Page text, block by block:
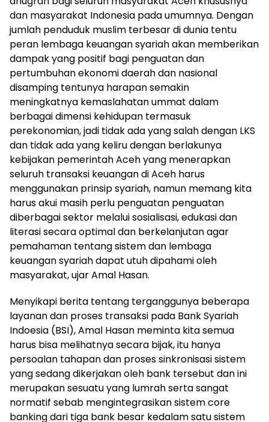
dan masyarakat Indonesia pada umumnya. Dengan
jumlah penduduk muslim terbesar di dunia tentu
peran lembaga keuangan syariah akan memberikan
dampak yang positif bagi penguatan dan
pertumbuhan ekonomi daerah dan nasional
disamping tentunya harapan semakin
meningkatnya kemaslahatan ummat dalam
berbagai dimensi kehidupan termasuk
perekonomian, jadi tidak ada yang salah dengan LKS
dan tidak ada yang keliru dengan berlakunya
kebijakan pemerintah Aceh yang menerapkan
seluruh transaksi keuangan di Aceh harus
menggunakan prinsip syariah, namun memang kita
harus akui masih perlu penguatan penguatan
diberbagai sektor melalui sosialisasi, edukasi dan
literasi secara optimal dan berkelanjutan agar
pemahaman tentang sistem dan lembaga
keuangan syariah dapat utuh dipahami oleh
masyarakat, ujar Amal Hasan.
Menyikapi berita tentang terganggunya beberapa
layanan dan proses transaksi pada Bank Syariah
Indoesia (BSI), Amal Hasan meminta kita semua
harus bisa melihatnya secara bijak, itu hanya
persoalan tahapan dan proses sinkronisasi sistem
yang sedang dikerjakan oleh bank tersebut dan ini
merupakan sesuatu yang lumrah serta sangat
normatif sebab mengintegrasikan sistem core
banking dari tiga bank besar kedalam satu sistem